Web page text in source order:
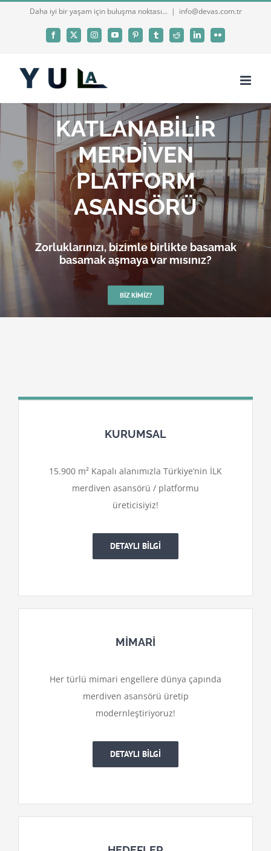
Daha iyi bir yaşam için buluşma noktası... | info@devas.com.tr
Facebook
X InstagramYouTubePinterestTumblrReddit LinkedInFlickr
KATLANABİLİR
MERDİVEN
PLATFORM
ASANSÖRÜ
Zorluklarınızı, bizimle birlikte basamak
basamak aşmaya var mısınız?
BIZ KIMIZ?
KURUMSAL
15.900 m² Kapalı alanımızla Türkiye’nin İLK
merdiven asansörü / platformu
üreticisiyiz!
DETAYLI BİLGİ
MİMARİ
Her türlü mimari engellere dünya çapında
merdiven asansörü üretip
modernleştiriyoruz!
DETAYLI BİLGİ